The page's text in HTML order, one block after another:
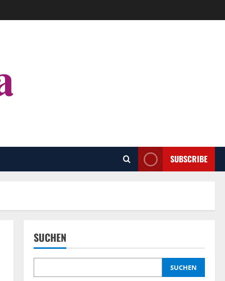
SUBSCRIBE
SUCHEN
SUCHEN